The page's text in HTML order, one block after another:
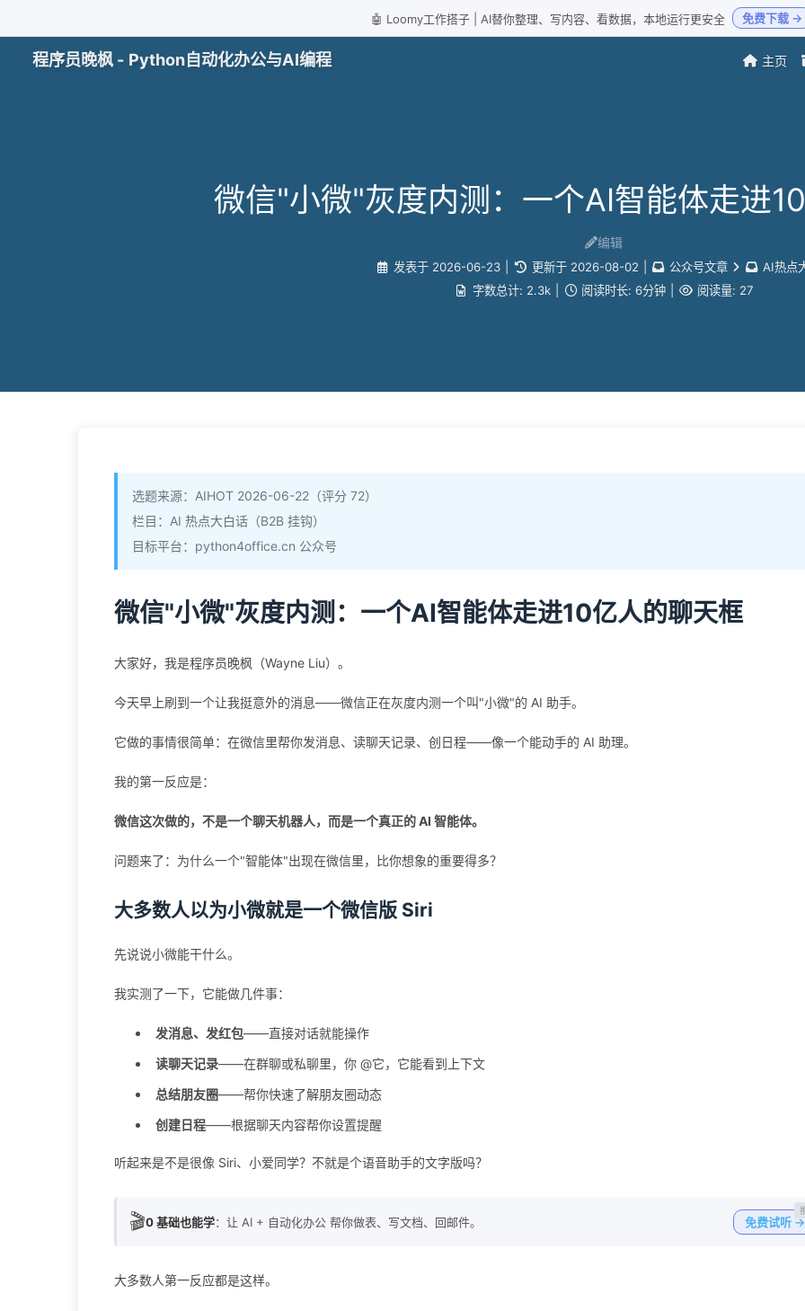
🤖 Loomy工作搭子 | AI替你整理、写内容、看数据，本地运行更安全 免费下载 →
程序员晚枫 - Python自动化办公与AI编程 主页
微信"小微"灰度内测：一个AI智能体走进
编辑
发表于 2026-06-23 更新于 2026-08-02 公众号文章
AI热点
字数总计: 2.3k 阅读时长: 6分钟 阅读量: 27
选题来源：AIHOT 2026-06-22（评分 72）
栏目：AI 热点大白话（B2B 挂钩）
目标平台：python4office.cn 公众号
微信"小微"灰度内测：一个AI智能体走进10亿人的聊天框
大家好，我是程序员晚枫（Wayne Liu）。
今天早上刷到一个让我挺意外的消息——微信正在灰度内测一个叫"小微"的 AI 助手。
它做的事情很简单：在微信里帮你发消息、读聊天记录、创日程——像一个能动手的 AI 助理。
我的第一反应是：
微信这次做的，不是一个聊天机器人，而是一个真正的 AI 智能体。
问题来了：为什么一个"智能体"出现在微信里，比你想象的重要得多？
大多数人以为小微就是一个微信版 Siri
先说说小微能干什么。
我实测了一下，它能做几件事：
发消息、发红包——直接对话就能操作
读聊天记录——在群聊或私聊里，你 @它，它能看到上下文
总结朋友圈——帮你快速了解朋友圈动态
创建日程——根据聊天内容帮你设置提醒
听起来是不是很像 Siri、小爱同学？不就是个语音助手的文字版吗？
🎬0 基础也能学：让 AI + 自动化办公 帮你做表、写文档、回邮件。 免费试听 →
大多数人第一反应都是这样。